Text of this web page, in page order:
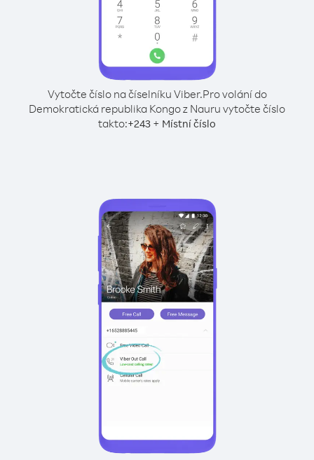
Vytočte číslo na číselníku Viber.Pro volání do
Demokratická republika Kongo z Nauru vytočte číslo
takto:+243 + Místní číslo